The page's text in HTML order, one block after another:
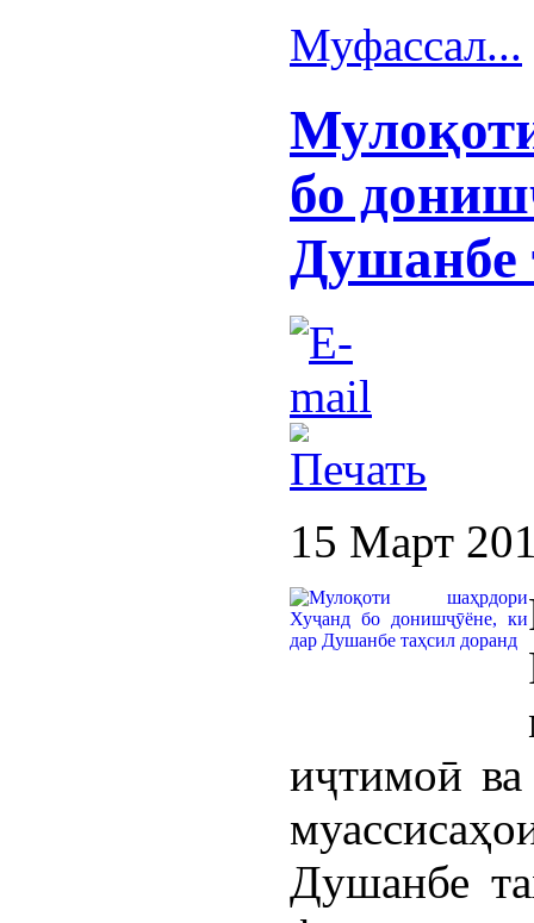
Муфассал...
бо
Душанбе
15 Март
иҷтимоӣ
Душанбе